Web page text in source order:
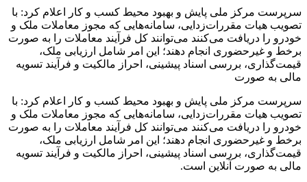
سرپرست مرکز ملی پایش و بهبود محیط کسب و کار اعلام کرد: با
تصویب هیات مقررات‌زدایی، سامانه‌هایی که مجوز معاملات ملک و
خودرو را دریافت می‌کنند می‌توانند کل فرآیند معاملات را به صورت
برخط و غیرحضوری انجام دهند؛ این امر شامل ارزیابی ملک،
قیمت‌گذاری، بررسی اسناد پیشینی، احراز مالکیت و فرآیند تسویه
مالی به صورت
سرپرست مرکز ملی پایش و بهبود محیط کسب و کار اعلام کرد: با
تصویب هیات مقررات‌زدایی، سامانه‌هایی که مجوز معاملات ملک و
خودرو را دریافت می‌کنند می‌توانند کل فرآیند معاملات را به صورت
برخط و غیرحضوری انجام دهند؛ این امر شامل ارزیابی ملک،
قیمت‌گذاری، بررسی اسناد پیشینی، احراز مالکیت و فرآیند تسویه
مالی به صورت آنلاین است.